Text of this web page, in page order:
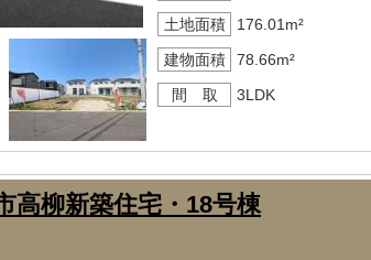
土地面積
176.01m²
建物面積
78.66m²
間 取
3LDK
高柳新築住宅・18号棟